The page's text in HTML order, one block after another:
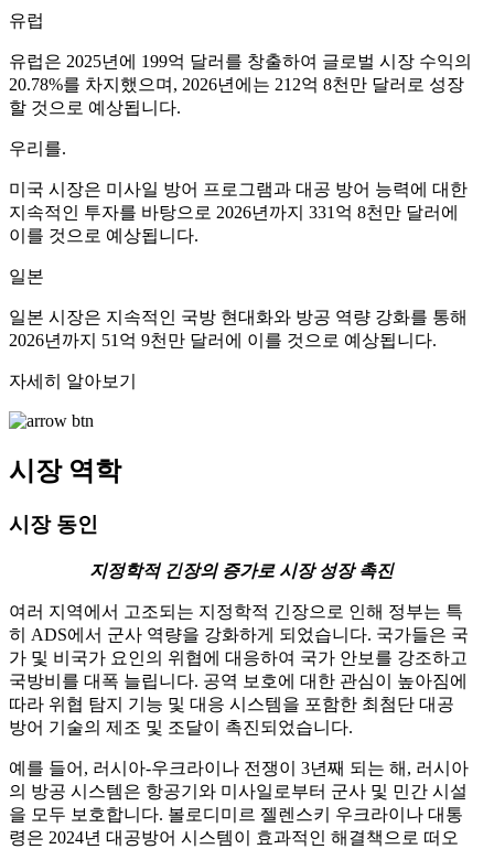
유럽
유럽은 2025년에 199억 달러를 창출하여 글로벌 시장 수익의
20.78%를 차지했으며, 2026년에는 212억 8천만 달러로 성장
할 것으로 예상됩니다.
우리를.
미국 시장은 미사일 방어 프로그램과 대공 방어 능력에 대한
지속적인 투자를 바탕으로 2026년까지 331억 8천만 달러에
이를 것으로 예상됩니다.
일본
일본 시장은 지속적인 국방 현대화와 방공 역량 강화를 통해
2026년까지 51억 9천만 달러에 이를 것으로 예상됩니다.
자세히 알아보기
시장 역학
시장 동인
지정학적 긴장의 증가로 시장 성장 촉진
여러 지역에서 고조되는 지정학적 긴장으로 인해 정부는 특
히 ADS에서 군사 역량을 강화하게 되었습니다. 국가들은 국
가 및 비국가 요인의 위협에 대응하여 국가 안보를 강조하고
국방비를 대폭 늘립니다. 공역 보호에 대한 관심이 높아짐에
따라 위협 탐지 기능 및 대응 시스템을 포함한 최첨단 대공
방어 기술의 제조 및 조달이 촉진되었습니다.
예를 들어, 러시아-우크라이나 전쟁이 3년째 되는 해, 러시아
의 방공 시스템은 항공기와 미사일로부터 군사 및 민간 시설
을 모두 보호합니다. 볼로디미르 젤렌스키 우크라이나 대통
령은 2024년 대공방어 시스템이 효과적인 해결책으로 떠오